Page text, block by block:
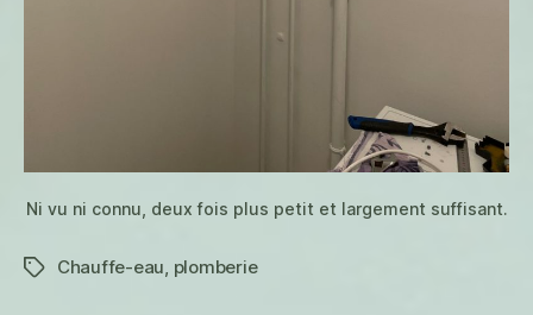
Ni vu ni connu, deux fois plus petit et largement suffisant.
Étiquettes
Chauffe-eau, plomberie